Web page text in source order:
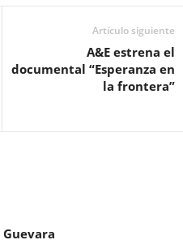
Artículo siguiente
A&E estrena el
documental “Esperanza en
la frontera”